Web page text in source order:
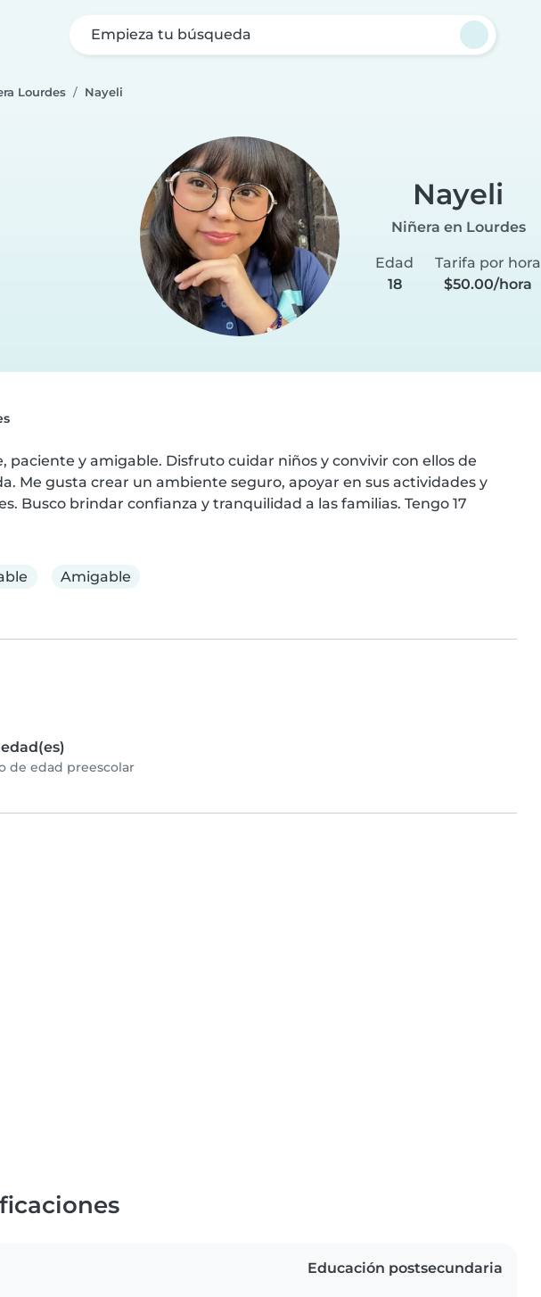
Empieza tu búsqueda
Lourdes Nayeli
Nayeli
Niñera en Lourdes
Edad
18
Tarifa por hora
$50.00/hora
paciente y amigable. Disfruto cuidar niños y convivir con ellos de
Me gusta crear un ambiente seguro, apoyar en sus actividades y
Busco brindar confianza y tranquilidad a las familias. Tengo 17
Amigable
de edad preescolar
Educación postsecundaria